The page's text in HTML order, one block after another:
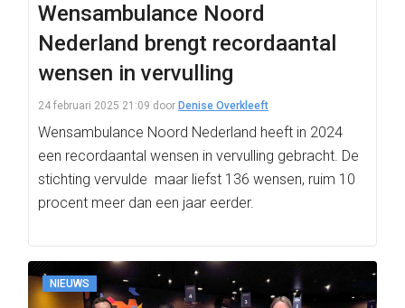
Wensambulance Noord
Nederland brengt recordaantal
wensen in vervulling
24 februari 2025 21:09 door Denise Overkleeft
Wensambulance Noord Nederland heeft in 2024
een recordaantal wensen in vervulling gebracht. De
stichting vervulde maar liefst 136 wensen, ruim 10
procent meer dan een jaar eerder.
NIEUWS